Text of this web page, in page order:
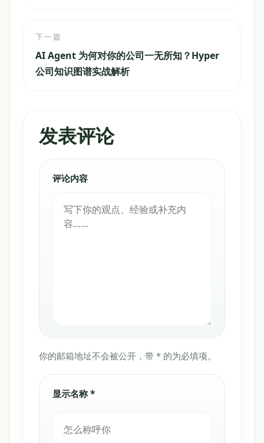
下一篇
AI Agent 为何对你的公司一无所知？Hyper
公司知识图谱实战解析
发表评论
你的邮箱地址不会被公开，带 * 的为必填项。
评论内容
显示名称 *